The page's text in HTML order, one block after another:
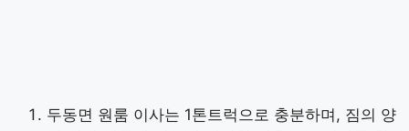
두동면 원룸 이사는 1톤트럭으로 충분하며, 짐의 양